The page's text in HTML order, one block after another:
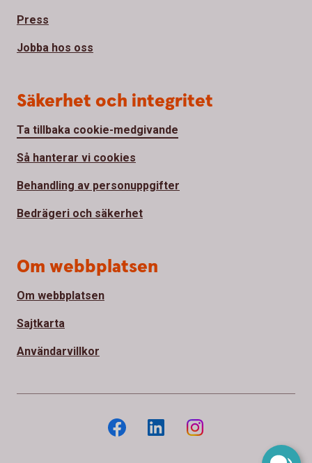
Press
Jobba hos oss
Säkerhet och integritet
Ta tillbaka cookie-medgivande
Så hanterar vi cookies
Behandling av personuppgifter
Bedrägeri och säkerhet
Om webbplatsen
Om webbplatsen
Sajtkarta
Användarvillkor